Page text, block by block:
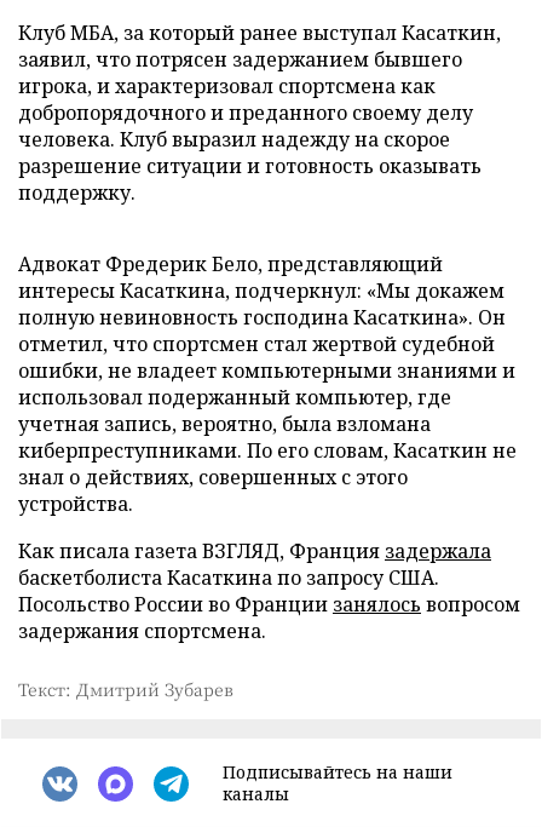
Клуб МБА, за который ранее выступал Касаткин,
заявил, что потрясен задержанием бывшего
игрока, и характеризовал спортсмена как
добропорядочного и преданного своему делу
человека. Клуб выразил надежду на скорое
разрешение ситуации и готовность оказывать
поддержку.
Адвокат Фредерик Бело, представляющий
интересы Касаткина, подчеркнул: «Мы докажем
полную невиновность господина Касаткина». Он
отметил, что спортсмен стал жертвой судебной
ошибки, не владеет компьютерными знаниями и
использовал подержанный компьютер, где
учетная запись, вероятно, была взломана
киберпреступниками. По его словам, Касаткин не
знал о действиях, совершенных с этого
устройства.
Как писала газета ВЗГЛЯД, Франция задержала
баскетболиста Касаткина по запросу США.
Посольство России во Франции занялось вопросом
задержания спортсмена.
Текст: Дмитрий Зубарев
Подписывайтесь на наши
каналы